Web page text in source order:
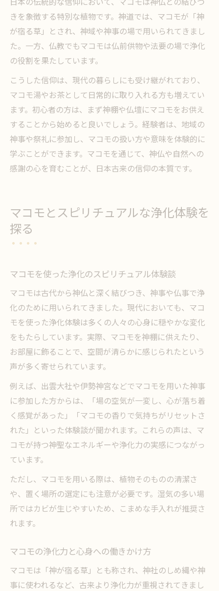
きを象徴する特別な植物です。神道では、マコモが「神
が宿る草」とされ、神域や神事の場で用いられてきまし
た。一方、仏教でもマコモは仏前供物や法要の場で浄化
の役割を果たしています。
こうした信仰は、現代の暮らしにも受け継がれており、
マコモ湯やお茶として日常的に取り入れる方も増えてい
ます。初心者の方は、まず神棚や仏壇にマコモをお供え
することから始めると良いでしょう。経験者は、地域の
神事や祭礼に参加し、マコモの扱い方や意味を体験的に
学ぶことができます。マコモを通じて、神仏や自然への
感謝の心を育むことが、日本古来の信仰の本質です。
マコモとスピリチュアルな浄化体験を
探る
マコモを使った浄化のスピリチュアル体験談
マコモは古代から神仏と深く結びつき、神事や仏事で浄
化のために用いられてきました。現代においても、マコ
モを使った浄化体験は多くの人々の心身に穏やかな変化
をもたらしています。実際、マコモを神棚に供えたり、
お部屋に飾ることで、空間が清らかに感じられたという
声が多く寄せられています。
例えば、出雲大社や伊勢神宮などでマコモを用いた神事
に参加した方からは、「場の空気が一変し、心が落ち着
く感覚があった」「マコモの香りで気持ちがリセットさ
れた」といった体験談が聞かれます。これらの声は、マ
コモが持つ神聖なエネルギーや浄化力の実感につながっ
ています。
ただし、マコモを用いる際は、植物そのものの清潔さ
や、置く場所の選定にも注意が必要です。湿気の多い場
所ではカビが生じやすいため、こまめな手入れが推奨さ
れます。
マコモの浄化力と心身への働きかけ方
マコモは「神が宿る草」とも称され、神社のしめ縄や神
事に使われるなど、古来より浄化力が重視されてきまし